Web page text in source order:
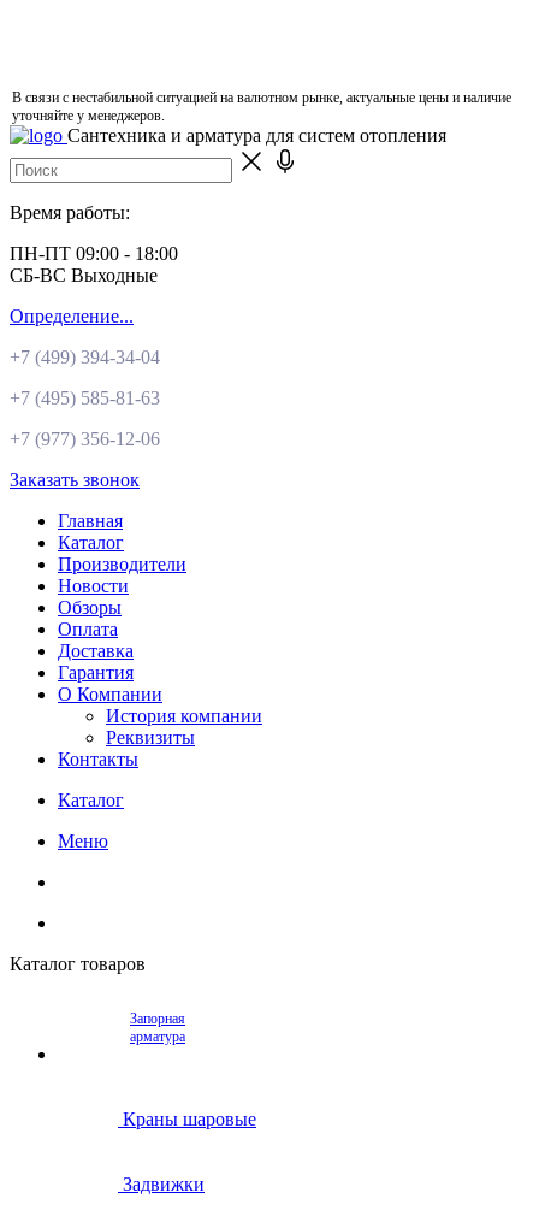
В связи с нестабильной ситуацией на валютном рынке, актуальные цены и наличие
уточняйте у менеджеров.
Сантехника и арматура для систем отопления
Время работы:
ПН-ПТ 09:00 - 18:00
СБ-ВС Выходные
Определение...
+7 (499) 394-34-04
+7 (495) 585-81-63
+7 (977) 356-12-06
Заказать звонок
Главная
Каталог
Производители
Новости
Обзоры
Оплата
Доставка
Гарантия
О Компании
История компании
Реквизиты
Контакты
Каталог
Меню
Каталог товаров
Запорная
арматура
Краны шаровые
Задвижки